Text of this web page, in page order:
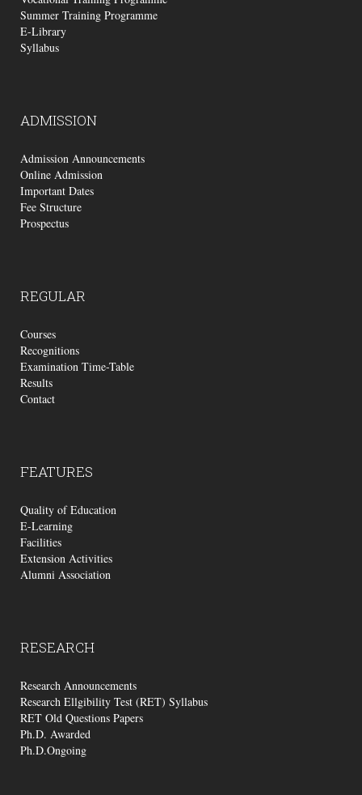
Summer Training Programme
E-Library
Syllabus
ADMISSION
Admission Announcements
Online Admission
Important Dates
Fee Structure
Prospectus
REGULAR
Courses
Recognitions
Examination Time-Table
Results
Contact
FEATURES
Quality of Education
E-Learning
Facilities
Extension Activities
Alumni Association
RESEARCH
Research Announcements
Research Ellgibility Test (RET) Syllabus
RET Old Questions Papers
Ph.D. Awarded
Ph.D.Ongoing